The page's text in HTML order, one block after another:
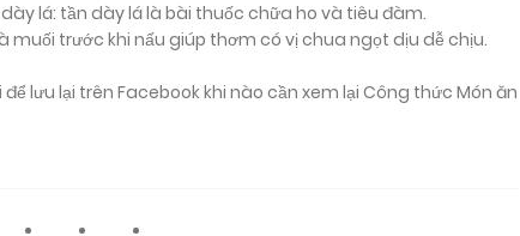
lá: tần dày lá là bài thuốc chữa ho và tiêu đàm.
muối trước khi nấu giúp thơm có vị chua ngọt dịu dễ chịu.
lưu lại trên Facebook khi nào cần xem lại Công thức Món ăn